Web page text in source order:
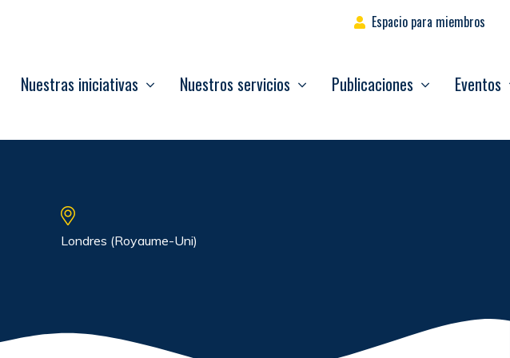
Espacio para miembros
Nuestras iniciativas Nuestros servicios Publicaciones Eventos
Londres (Royaume-Uni)